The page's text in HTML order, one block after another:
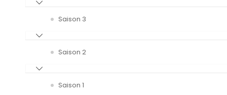
Saison 3
Saison 2
Saison 1